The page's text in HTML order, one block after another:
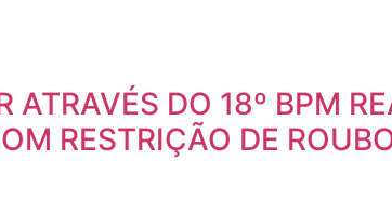
DO 18º BPM
RESTRIÇÃO DE